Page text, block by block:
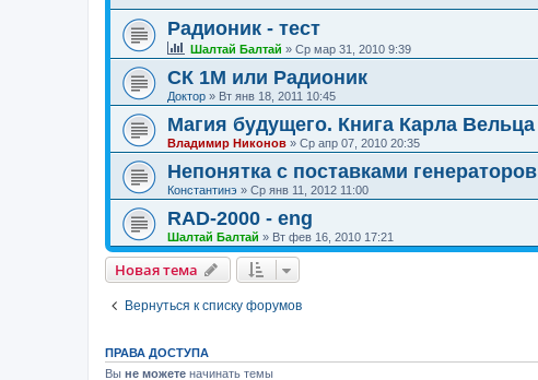
Радионик - тест
Шалтай Балтай » Ср мар 31, 2010 9:39
СК 1М или Радионик
Доктор » Вт янв 18, 2011 10:45
Магия будущего. Книга Карла Вельца
Владимир Никонов » Ср апр 07, 2010 20:35
Непонятка с поставками генераторов
Константинэ » Ср янв 11, 2012 11:00
RAD-2000 - eng
Шалтай Балтай » Вт фев 16, 2010 17:21
Новая тема
Вернуться к списку форумов
ПРАВА ДОСТУПА
Вы не можете начинать темы